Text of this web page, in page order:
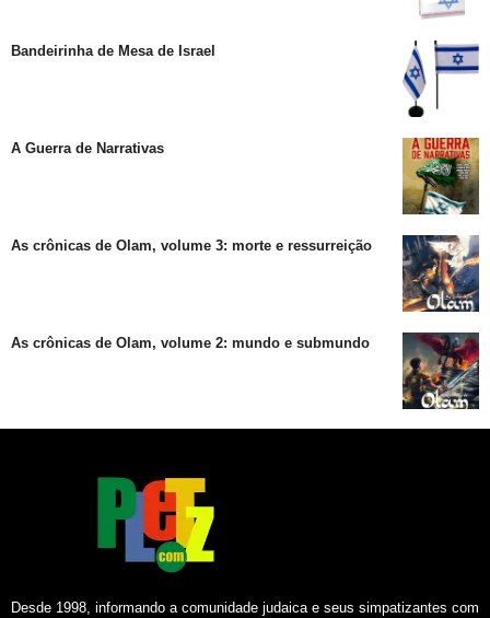
Bandeirinha de Mesa de Israel
A Guerra de Narrativas
As crônicas de Olam, volume 3: morte e ressurreição
As crônicas de Olam, volume 2: mundo e submundo
Desde 1998, informando a comunidade judaica e seus simpatizantes com